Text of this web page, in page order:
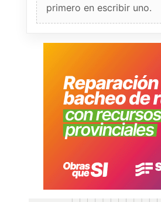
primero en escribir uno.